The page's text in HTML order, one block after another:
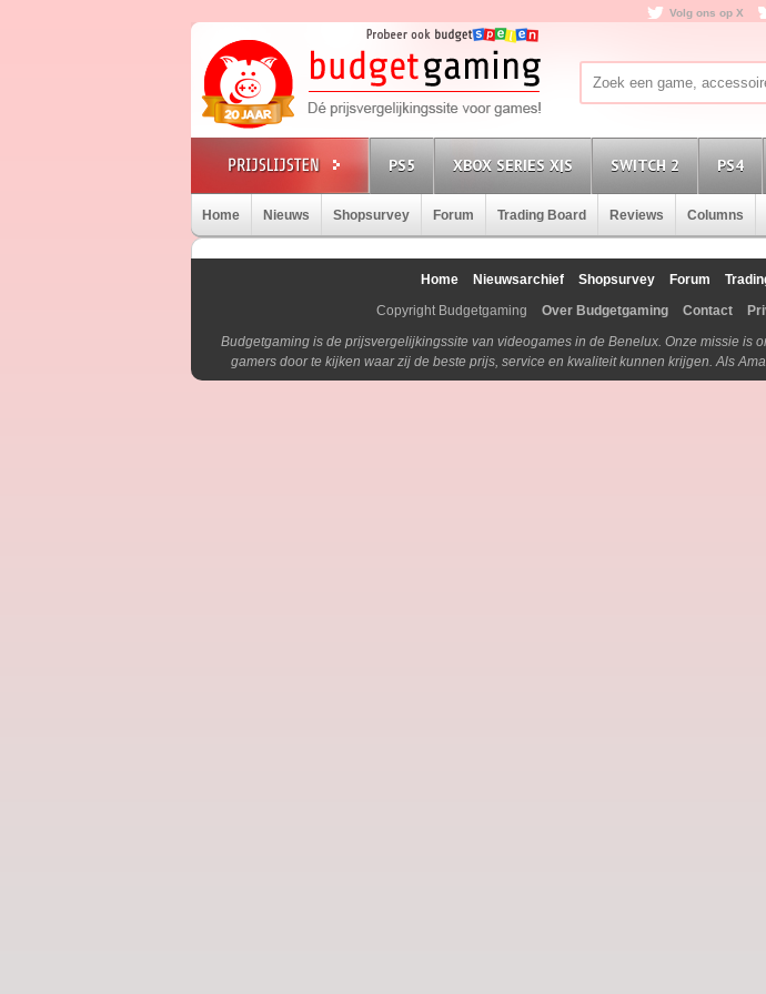
Volg ons op X
PS5 XBOX SERIES X|S SWITCH 2 PS4
Home Nieuws Shopsurvey Forum Trading Board Reviews Columns
Home Nieuwsarchief Shopsurvey Forum
Copyright Budgetgaming
Over Budgetgaming Contact
Budgetgaming is de prijsvergelijkingssite van videogames in de Benelux. Onze missie
gamers door te kijken waar zij de beste prijs, service en kwaliteit kunnen krijgen. Als